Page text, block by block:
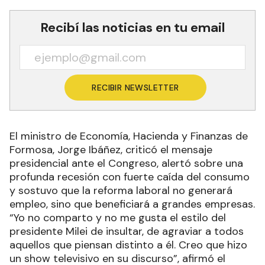
Recibí las noticias en tu email
RECIBIR NEWSLETTER
El ministro de Economía, Hacienda y Finanzas de
Formosa, Jorge Ibáñez, criticó el mensaje
presidencial ante el Congreso, alertó sobre una
profunda recesión con fuerte caída del consumo
y sostuvo que la reforma laboral no generará
empleo, sino que beneficiará a grandes empresas.
“Yo no comparto y no me gusta el estilo del
presidente Milei de insultar, de agraviar a todos
aquellos que piensan distinto a él. Creo que hizo
un show televisivo en su discurso”, afirmó el